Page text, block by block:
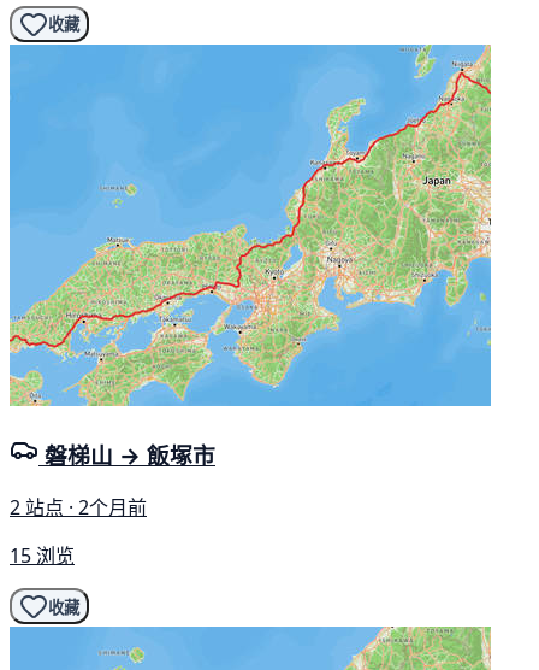
收藏
磐梯山 → 飯塚市
2 站点 · 2个月前
15 浏览
收藏